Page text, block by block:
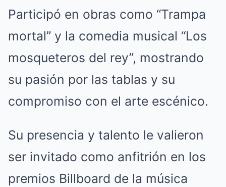
Participó en obras como “Trampa
mortal” y la comedia musical “Los
mosqueteros del rey”, mostrando
su pasión por las tablas y su
compromiso con el arte escénico.
Su presencia y talento le valieron
ser invitado como anfitrión en los
premios Billboard de la música